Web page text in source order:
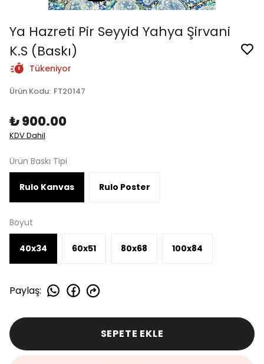
Ya Hazreti Pir Seyyid Yahya Şirvani
K.S (Baskı)
Tükeniyor
Ürün Kodu: FT20147
₺ 900.00
KDV Dahil
Ürün Baskı Tipi
Rulo Kanvas Rulo Poster
Boyut
40x34 60x51 80x68 100x84
Paylaş:
SEPETE EKLE